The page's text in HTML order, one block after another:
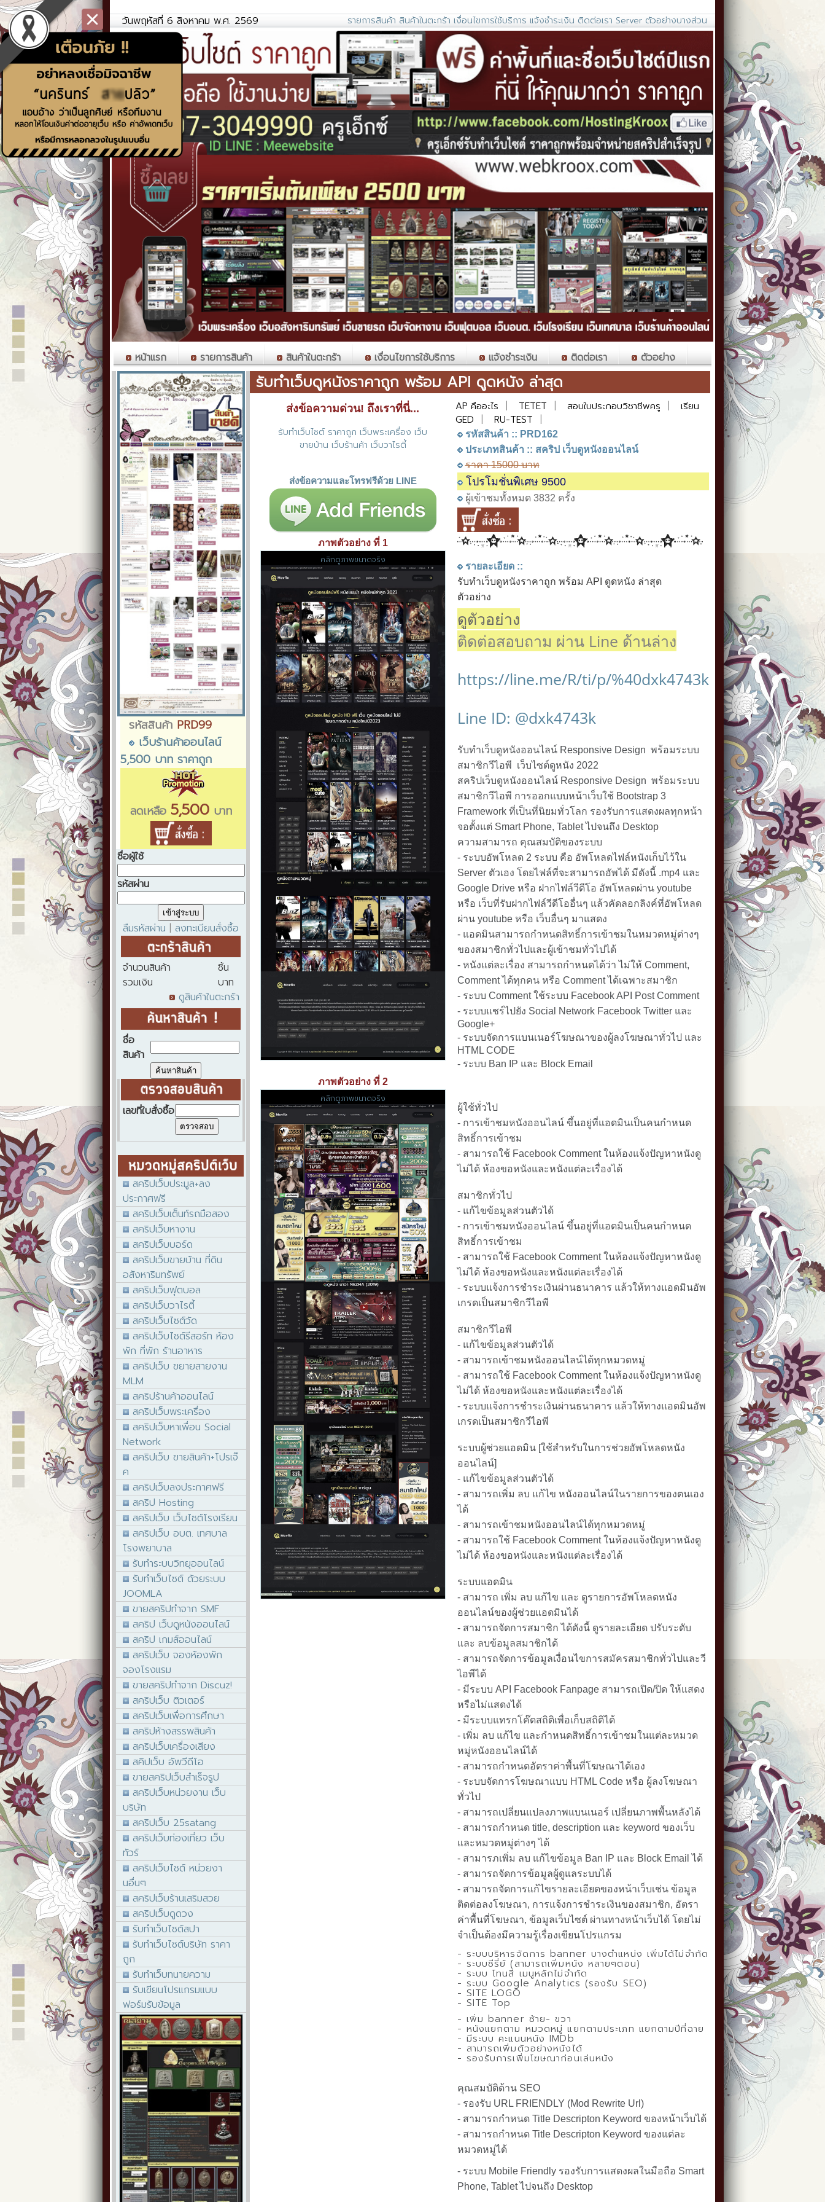
วันพฤหัสที่ 6 สิงหาคม พ.ศ. 2569 รายการสินค้า สินค้าในตะกร้า เงื่อนไขการใช้บริการ แจ้งชำระเงิน ติดต่อเรา Server ตัวอย่างบางส่วน
หน้าแรก รายการสินค้า สินค้าในตะกร้า เงื่อนไขการใช้บริการ แจ้งชำระเงิน ติดต่อเรา ตัวอย่าง
รหัสสินค้า PRD99
เว็บร้านค้าออนไลน์
5,500 บาท ราคาถูก
ลดเหลือ 5,500บาท
ชื่อผู้ใช้
รหัสผ่าน
ลืมรหัสผ่าน ลงทะเบียนสั่งซื้อ
จำนวนสินค้า
ชิ้น
รวมเงิน
บาท
ดูสินค้าในตะกร้า
ชื่อ
สินค้า
เลขที่ใบสั่งซื้อ
สคริปเว็บประมูล+ลง
ประกาศฟรี
สคริปเว็บเต็นท์รถมือสอง
สคริปเว็บหางาน
สคริปเว็บบอร์ด
สคริปเว็บขายบ้าน ที่ดิน
อสังหาริมทรัพย์
สคริปเว็บฟุตบอล
สคริปเว็บวาไรตี้
สคริปเว็บไซต์วัด
สคริปเว็บไซต์รีสอร์ท ห้อง
พัก ที่พัก ร้านอาหาร
สคริปเว็บ ขยายสายงาน
MLM
สคริปร้านค้าออนไลน์
สคริปเว็บพระเครื่อง
สคริปเว็บหาเพื่อน Social
Network
สคริปเว็บ ขายสินค้า+โปรเจ๊
ค
สคริปเว็บลงประกาศฟรี
สคริป Hosting
สคริปเว็บ เว็บไซต์โรงเรียน
สคริปเว็บ อบต. เทศบาล
โรงพยาบาล
รับทำระบบวิทยุออนไลน์
รับทำเว็บไซต์ ด้วยระบบ
JOOMLA
ขายสคริปทำจาก SMF
สคริป เว็บดูหนังออนไลน์
สคริป เกมส์ออนไลน์
สคริปเว็บ จองห้องพัก
จองโรงแรม
ขายสคริปทำจาก Discuz!
สคริปเว็บ ติวเตอร์
สคริปเว็บเพื่อการศึกษา
สคริปห้างสรรพสินค้า
สคริปเว็บเครื่องเสียง
สคิปเว็บ อัพวีดีโอ
ขายสคริปเว็บสำเร็จรูป
สคริปเว็บหน่วยงาน เว็บ
บริษัท
สคริปเว็บ 25satang
สคริปเว็บท่องเที่ยว เว็บ
ทัวร์
สคริปเว็บไซต์ หน่วยงา
นอื่นๆ
สคริปเว็บร้านเสริมสวย
สคริปเว็บดูดวง
รับทำเว็บไซต์สปา
รับทำเว็บไซต์บริษัท ราคา
ถูก
รับทำเว็บทนายความ
รับเขียนโปรแกรมแบบ
ฟอร์มรับข้อมูล
รับทำเว็บดูหนังราคาถูก พร้อม API ดูดหนัง ล่าสุด
ส่งข้อความด่วน! ถึงเราที่นี่...
รับทำเว็บไซต์ ราคาถูก เว็บพระเครื่อง เว็บ
ขายบ้าน เว็บร้านค้า เว็บวาไรตี้
ส่งข้อความและโทรฟรีด้วย LINE
ภาพตัวอย่าง ที่ 1
คลิกดูภาพขนาดจริง
ภาพตัวอย่าง ที่ 2
คลิกดูภาพขนาดจริง
AP คืออะไร TETET สอบใบประกอบวิชาชีพครู
เรียน
GED
RU-TEST
รหัสสินค้า :: PRD162
ประเภทสินค้า :: สคริป เว็บดูหนังออนไลน์
ราคา15000บาท
โปรโมชั่นพิเศษ 9500
ผู้เข้าชมทั้งหมด 3832 ครั้ง
รายละเอียด ::
รับทำเว็บดูหนังราคาถูก พร้อม API ดูดหนัง ล่าสุด
ตัวอย่าง
ดูตัวอย่าง
ติดต่อสอบถาม ผ่าน Line ด้านล่าง
https://line.me/R/ti/p/%40dxk4743k
Line ID: @dxk4743k
รับทำเว็บดูหนังออนไลน์ Responsive Design พร้อมระบบ
สมาชิกวีไอพี เว็บไซต์ดูหนัง 2022
สคริปเว็บดูหนังออนไลน์ Responsive Design พร้อมระบบ
สมาชิกวีไอพี การออกแบบหน้าเว็บใช้ Bootstrap 3
Framework ที่เป็นที่นิยมทั่วโลก รองรับการแสดงผลทุกหน้า
จอตั้งแต่ Smart Phone, Tablet ไปจนถึง Desktop
ความสามารถ คุณสมบัติของระบบ
- ระบบอัพโหลด 2 ระบบ คือ อัพโหลดไฟล์หนังเก็บไว้ใน
Server ตัวเอง โดยไฟล์ที่จะสามารถอัพได้ มีดังนี้ .mp4 และ
Google Drive หรือ ฝากไฟล์วีดีโอ อัพโหลดผ่าน youtube
หรือ เว็บที่รับฝากไฟล์วีดีโออื่นๆ แล้วคัดลอกลิงค์ที่อัพโหลด
ผ่าน youtube หรือ เว็บอื่นๆ มาแสดง
- แอดมินสามารถกำหนดสิทธิ์การเข้าชมในหมวดหมู่ต่างๆ
ของสมาชิกทั่วไปและผู้เข้าชมทั่วไปได้
- หนังแต่ละเรื่อง สามารถกำหนดได้ว่า ไม่ให้ Comment,
Comment ได้ทุกคน หรือ Comment ได้เฉพาะสมาชิก
- ระบบ Comment ใช้ระบบ Facebook API Post Comment
- ระบบแชร์ไปยัง Social Network Facebook Twitter และ
Google+
- ระบบจัดการแบนเนอร์โฆษณาของผู้ลงโฆษณาทั่วไป และ
HTML CODE
- ระบบ Ban IP และ Block Email
ผู้ใช้ทั่วไป
- การเข้าชมหนังออนไลน์ ขึ้นอยู่ที่แอดมินเป็นคนกำหนด
สิทธิ์การเข้าชม
- สามารถใช้ Facebook Comment ในห้องแจ้งปัญหาหนังดู
ไม่ได้ ห้องขอหนังและหนังแต่ละเรื่องได้
สมาชิกทั่วไป
- แก้ไขข้อมูลส่วนตัวได้
- การเข้าชมหนังออนไลน์ ขึ้นอยู่ที่แอดมินเป็นคนกำหนด
สิทธิ์การเข้าชม
- สามารถใช้ Facebook Comment ในห้องแจ้งปัญหาหนังดู
ไม่ได้ ห้องขอหนังและหนังแต่ละเรื่องได้
- ระบบแจ้งการชำระเงินผ่านธนาคาร แล้วให้ทางแอดมินอัพ
เกรดเป็นสมาชิกวีไอพี
สมาชิกวีไอพี
- แก้ไขข้อมูลส่วนตัวได้
- สามารถเข้าชมหนังออนไลน์ได้ทุกหมวดหมู่
- สามารถใช้ Facebook Comment ในห้องแจ้งปัญหาหนังดู
ไม่ได้ ห้องขอหนังและหนังแต่ละเรื่องได้
- ระบบแจ้งการชำระเงินผ่านธนาคาร แล้วให้ทางแอดมินอัพ
เกรดเป็นสมาชิกวีไอพี
ระบบผู้ช่วยแอดมิน [ใช้สำหรับในการช่วยอัพโหลดหนัง
ออนไลน์]
- แก้ไขข้อมูลส่วนตัวได้
- สามารถเพิ่ม ลบ แก้ไข หนังออนไลน์ในรายการของตนเอง
ได้
- สามารถเข้าชมหนังออนไลน์ได้ทุกหมวดหมู่
- สามารถใช้ Facebook Comment ในห้องแจ้งปัญหาหนังดู
ไม่ได้ ห้องขอหนังและหนังแต่ละเรื่องได้
ระบบแอดมิน
- สามารถ เพิ่ม ลบ แก้ไข และ ดูรายการอัพโหลดหนัง
ออนไลน์ของผู้ช่วยแอดมินได้
- สามารถจัดการสมาชิก ได้ดังนี้ ดูรายละเอียด ปรับระดับ
และ ลบข้อมูลสมาชิกได้
- สามารถจัดการข้อมูลเงื่อนไขการสมัครสมาชิกทั่วไปและวี
ไอพีได้
- มีระบบ API Facebook Fanpage สามารถเปิด/ปิด ให้แสดง
หรือไม่แสดงได้
- มีระบบแทรกโค๊ดสถิติเพื่อเก็บสถิติได้
- เพิ่ม ลบ แก้ไข และกำหนดสิทธิ์การเข้าชมในแต่ละหมวด
หมู่หนังออนไลน์ได้
- สามารถกำหนดอัตราค่าพื้นที่โฆษณาได้เอง
- ระบบจัดการโฆษณาแบบ HTML Code หรือ ผู้ลงโฆษณา
ทั่วไป
- สามารถเปลี่ยนแปลงภาพแบนเนอร์ เปลี่ยนภาพพื้นหลังได้
- สามารถกำหนด title, description และ keyword ของเว็บ
และหมวดหมู่ต่างๆ ได้
- สามารภเพิ่ม ลบ แก้ไขข้อมูล Ban IP และ Block Email ได้
- สามารถจัดการข้อมูลผู้ดูแลระบบได้
- สามารถจัดการแก้ไขรายละเอียดของหน้าเว็บเช่น ข้อมูล
ติดต่อลงโฆษณา, การแจ้งการชำระเงินของสมาชิก, อัตรา
ค่าพื้นที่โฆษณา, ข้อมูลเว็บไซต์ ผ่านทางหน้าเว็บได้ โดยไม่
จำเป็นต้องมีความรู้เรื่องเขียนโปรแกรม
- ระบบบริหารจัดการ banner บางตำแหน่ง เพิ่มได้ไม่จำกัด
- ระบบซีรี่ย์ (สามารถเพิ่มหนัง หลายๆตอน)
- ระบบ โทนสี เมนูหลักไม่จำกัด
- ระบบ Google Analytics (รองรับ SEO)
- SITE LOGO
- SITE Top
- เพิ่ม banner ซ้าย- ขวา
- หนังแยกตาม หมวดหมู่ แยกตามประเภท แยกตามปีที่ฉาย
- มีระบบ คะแนนหนัง IMDb
- สามารถเพิ่มตัวอย่างหนังได้
- รองรับการเพิ่มโฆษณาก่อนเล่นหนัง
คุณสมบัติด้าน SEO
- รองรับ URL FRIENDLY (Mod Rewrite Url)
- สามารถกำหนด Title Descripton Keyword ของหน้าเว็บได้
- สามารถกำหนด Title Descripton Keyword ของแต่ละ
หมวดหมู่ได้
- ระบบ Mobile Friendly รองรับการแสดงผลในมือถือ Smart
Phone, Tablet ไปจนถึง Desktop